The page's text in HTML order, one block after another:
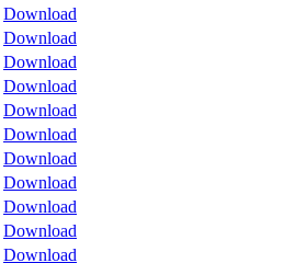
Download
Download
Download
Download
Download
Download
Download
Download
Download
Download
Download